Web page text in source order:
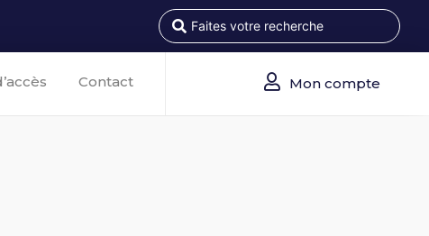
Contact Mon compte